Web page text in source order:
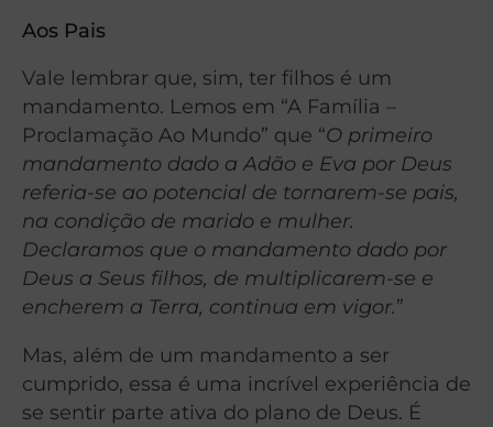
Aos Pais
Vale lembrar que, sim, ter filhos é um
mandamento. Lemos em “A Família –
Proclamação Ao Mundo” que “O primeiro
mandamento dado a Adão e Eva por Deus
referia-se ao potencial de tornarem-se pais,
na condição de marido e mulher.
Declaramos que o mandamento dado por
Deus a Seus filhos, de multiplicarem-se e
encherem a Terra, continua em vigor.”
Mas, além de um mandamento a ser
cumprido, essa é uma incrível experiência de
se sentir parte ativa do plano de Deus. É